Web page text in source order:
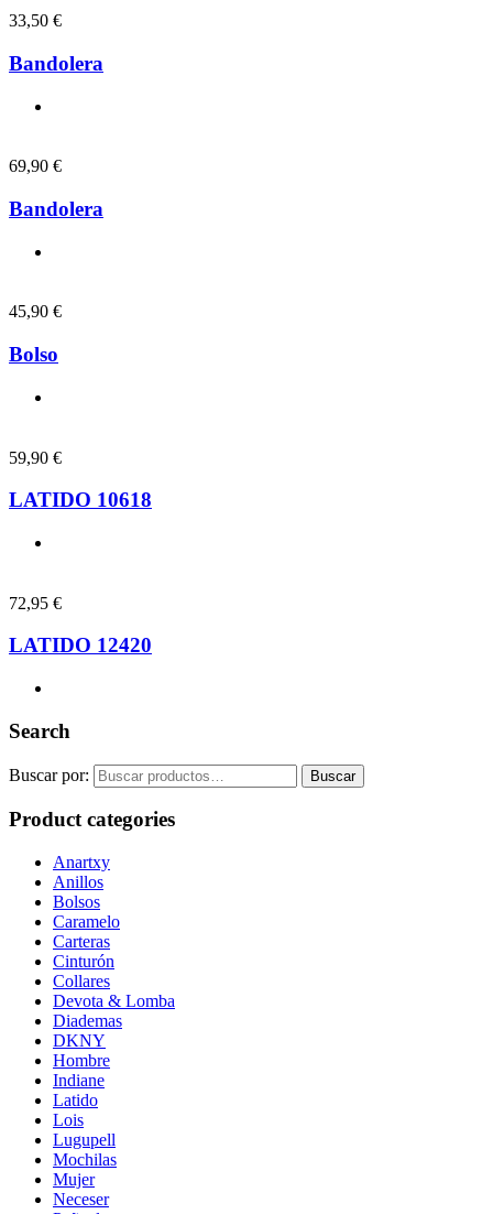
33,50 €
Bandolera
69,90 €
Bandolera
45,90 €
Bolso
59,90 €
LATIDO 10618
72,95 €
LATIDO 12420
Search
Buscar por: Buscar
Product categories
Anartxy
Anillos
Bolsos
Caramelo
Carteras
Cinturón
Collares
Devota & Lomba
Diademas
DKNY
Hombre
Indiane
Latido
Lois
Lugupell
Mochilas
Mujer
Neceser